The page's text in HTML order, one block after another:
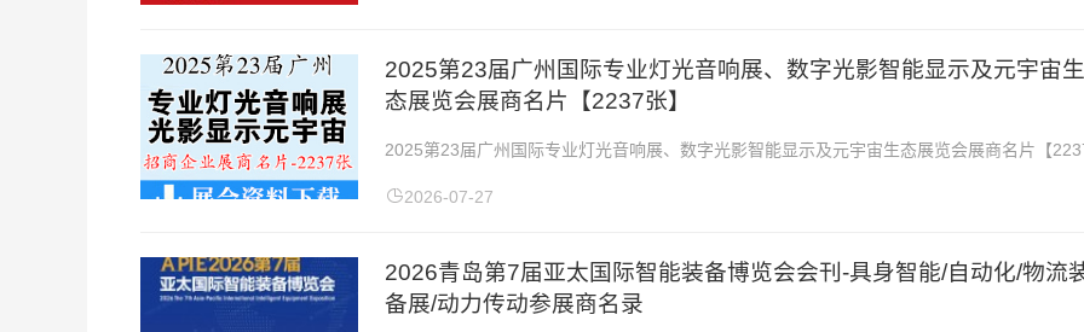
2025第23届广州国际专业灯光音响展、数字光影智能显示及元宇宙生
态展览会展商名片【2237张】
2025第23届广州国际专业灯光音响展、数字光影智能显示及元宇宙生态展览会展商名片【
张】展会时间：2025年5月27—30日 ...
2026-07-27
2026青岛第7届亚太国际智能装备博览会会刊-具身智能/自动化/物流
备展/动力传动参展商名录